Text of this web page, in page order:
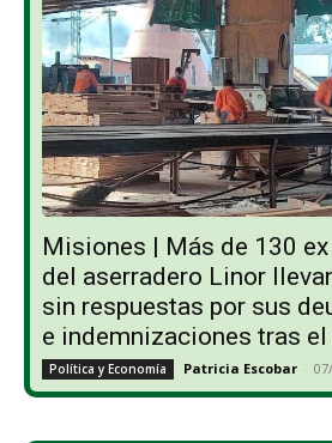
Misiones | Más de 130
del aserradero Linor
sin respuestas por sus
e indemnizaciones tras el
Política y Economía Patricia Escobar -